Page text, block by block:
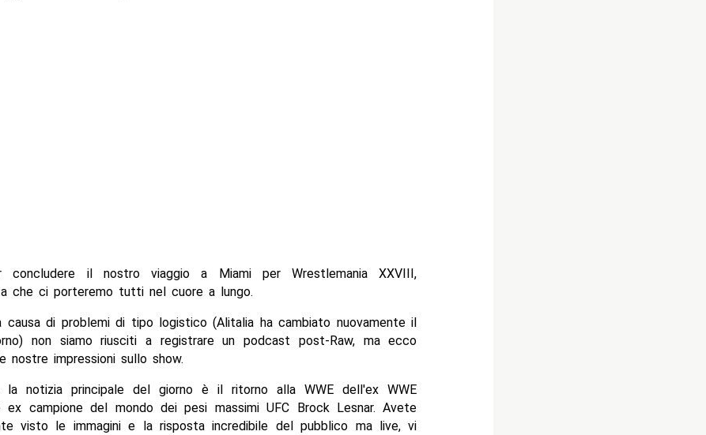
il nostro viaggio a Miami per Wrestlemania XXVIII,
che ci porteremo tutti nel cuore a lungo.
causa di problemi di tipo logistico (Alitalia ha cambiato nuovamente il
non siamo riusciti a registrare un podcast post-Raw, ma ecco
nostre impressioni sullo show.
la notizia principale del giorno è il ritorno alla WWE dell'ex WWE
ex campione del mondo dei pesi massimi UFC Brock Lesnar. Avete
visto le immagini e la risposta incredibile del pubblico ma live, vi